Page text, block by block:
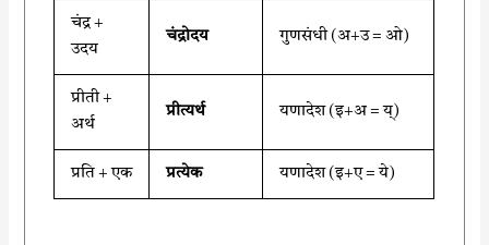
चंद्र +
उदय
चंद्रोदय गुणसंधी (अ+उ = ओ)
प्रीती +
अर्थ
प्रीत्यर्थ यणादेश (इ+अ = य्)
प्रति + एक प्रत्येक यणादेश (इ+ए = ये)